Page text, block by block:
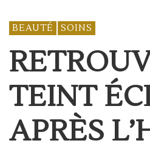
BEAUTÉ SOINS
TEINT
APRÈS